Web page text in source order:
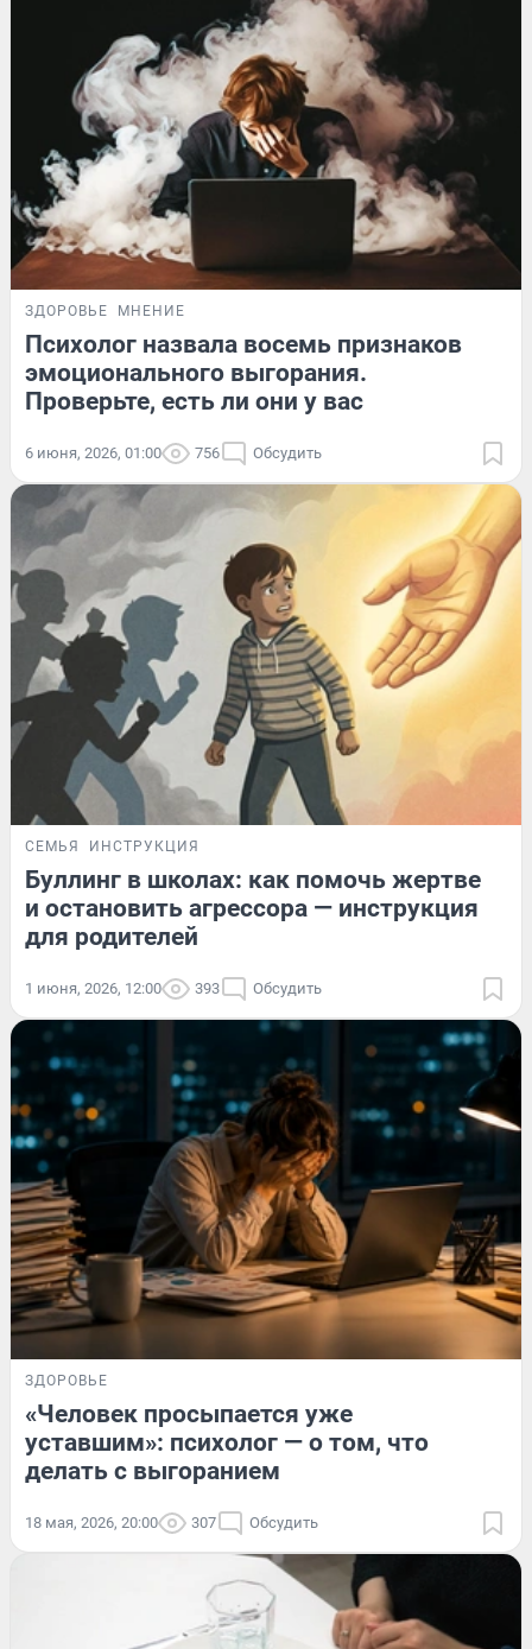
ЗДОРОВЬЕ МНЕНИЕ
Психолог назвала восемь признаков
эмоционального выгорания.
Проверьте, есть ли они у вас
6 июня, 2026, 01:00 756 Обсудить
СЕМЬЯ ИНСТРУКЦИЯ
Буллинг в школах: как помочь жертве
и остановить агрессора — инструкция
для родителей
1 июня, 2026, 12:00 393 Обсудить
ЗДОРОВЬЕ
«Человек просыпается уже
уставшим»: психолог — о том, что
делать с выгоранием
18 мая, 2026, 20:00 307 Обсудить